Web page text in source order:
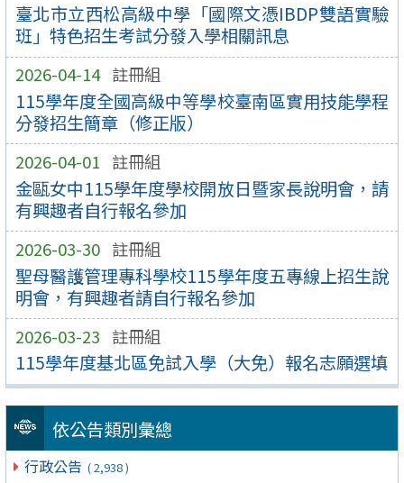
臺北市立西松高級中學「國際文憑IBDP雙語實驗
班」特色招生考試分發入學相關訊息
2026-04-14 註冊組
115學年度全國高級中等學校臺南區實用技能學程
分發招生簡章（修正版）
2026-04-01 註冊組
金甌女中115學年度學校開放日暨家長說明會，請
有興趣者自行報名參加
2026-03-30 註冊組
聖母醫護管理專科學校115學年度五專線上招生說
明會，有興趣者請自行報名參加
2026-03-23 註冊組
115學年度基北區免試入學（大免）報名志願選填
依公告類別彙總
行政公告 ( 2,938 )